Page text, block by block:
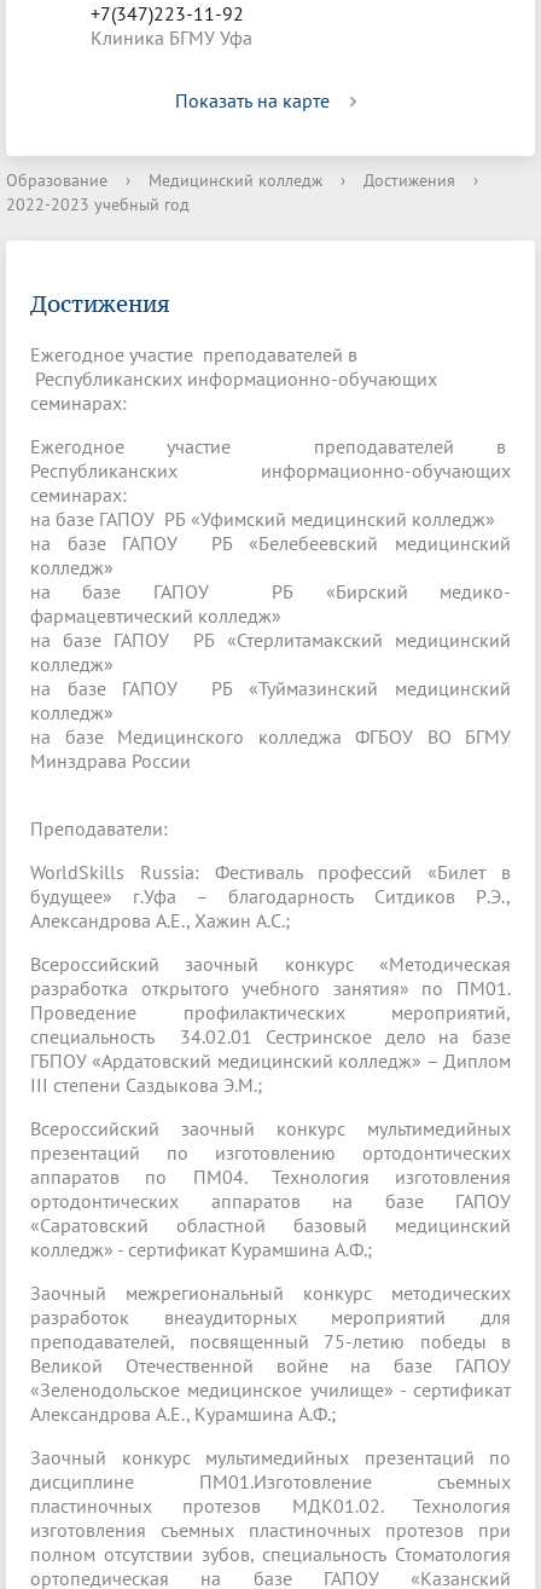
+7(347)223-11-92
Клиника БГМУ Уфа
Показать на карте
Образование › Медицинский колледж › Достижения
›
2022-2023 учебный год
Достижения
Ежегодное участие преподавателей в
Республиканских информационно-обучающих
семинарах:
Ежегодное участие преподавателей в
Республиканских информационно-обучающих
семинарах:
на базе ГАПОУ РБ «Уфимский медицинский колледж»
на базе ГАПОУ РБ «Белебеевский медицинский
колледж»
на базе ГАПОУ РБ «Бирский медико-
фармацевтический колледж»
на базе ГАПОУ РБ «Стерлитамакский медицинский
колледж»
на базе ГАПОУ РБ «Туймазинский медицинский
колледж»
на базе Медицинского колледжа ФГБОУ ВО БГМУ
Минздрава России
Преподаватели:
WorldSkills Russia: Фестиваль профессий «Билет в
будущее» г.Уфа – благодарность Ситдиков Р.Э.,
Александрова А.Е., Хажин А.С.;
Всероссийский заочный конкурс «Методическая
разработка открытого учебного занятия» по ПМ01.
Проведение профилактических мероприятий,
специальность 34.02.01 Сестринское дело на базе
ГБПОУ «Ардатовский медицинский колледж» – Диплом
III степени Саздыкова Э.М.;
Всероссийский заочный конкурс мультимедийных
презентаций по изготовлению ортодонтических
аппаратов по ПМ04. Технология изготовления
ортодонтических аппаратов на базе ГАПОУ
«Саратовский областной базовый медицинский
колледж» - сертификат Курамшина А.Ф.;
Заочный межрегиональный конкурс методических
разработок внеаудиторных мероприятий для
преподавателей, посвященный 75-летию победы в
Великой Отечественной войне на базе ГАПОУ
«Зеленодольское медицинское училище» - сертификат
Александрова А.Е., Курамшина А.Ф.;
Заочный конкурс мультимедийных презентаций по
дисциплине ПМ01.Изготовление съемных
пластиночных протезов МДК01.02. Технология
изготовления съемных пластиночных протезов при
полном отсутствии зубов, специальность Стоматология
ортопедическая на базе ГАПОУ «Казанский